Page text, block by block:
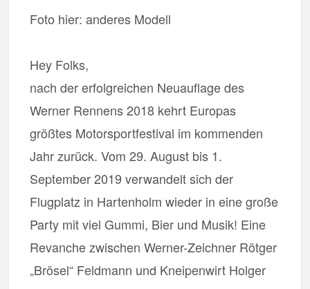
Foto hier: anderes Modell
Hey Folks,
nach der erfolgreichen Neuauflage des
Werner Rennens 2018 kehrt Europas
größtes Motorsportfestival im kommenden
Jahr zurück. Vom 29. August bis 1.
September 2019 verwandelt sich der
Flugplatz in Hartenholm wieder in eine große
Party mit viel Gummi, Bier und Musik! Eine
Revanche zwischen Werner-Zeichner Rötger
„Brösel“ Feldmann und Kneipenwirt Holger